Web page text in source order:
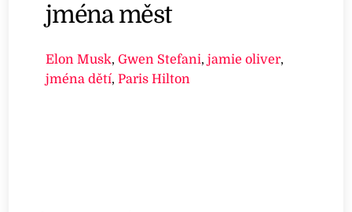
jména měst
Elon Musk,Gwen Stefani,jamie oliver,
jména dětí,Paris Hilton